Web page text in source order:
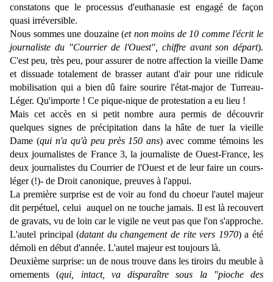
constatons que le processus d'euthanasie est engagé de façon
quasi irréversible.
Nous sommes une douzaine (et non moins de 10 comme l'écrit le
journaliste du "Courrier de l'Ouest", chiffre avant son départ).
C'est peu, très peu, pour assurer de notre affection la vieille Dame
et dissuade totalement de brasser autant d'air pour une ridicule
mobilisation qui a bien dû faire sourire l'état-major de Turreau-
Léger. Qu'importe ! Ce pique-nique de protestation a eu lieu !
Mais cet accès en si petit nombre aura permis de découvrir
quelques signes de précipitation dans la hâte de tuer la vieille
Dame (qui n'a qu'à peu près 150 ans) avec comme témoins les
deux journalistes de France 3, la journaliste de Ouest-France, les
deux journalistes du Courrier de l'Ouest et de leur faire un cours-
léger (!)- de Droit canonique, preuves à l'appui.
La première surprise est de voir au fond du choeur l'autel majeur
dit perpétuel, celui auquel on ne touche jamais. Il est là recouvert
de gravats, vu de loin car le vigile ne veut pas que l'on s'approche.
L'autel principal (datant du changement de rite vers 1970) a été
démoli en début d'année. L'autel majeur est toujours là.
Deuxième surprise: un de nous trouve dans les tiroirs du meuble à
ornements (qui, intact, va disparaître sous la "pioche des